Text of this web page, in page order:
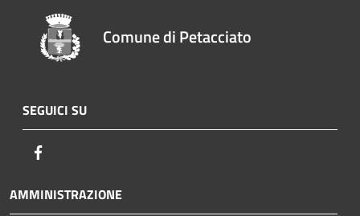
Comune di Petacciato
SEGUICI SU
AMMINISTRAZIONE